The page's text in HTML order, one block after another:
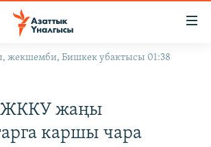
жекшемби, Бишкек убактысы 01:38
ЖККУ жаңы
каршы чара